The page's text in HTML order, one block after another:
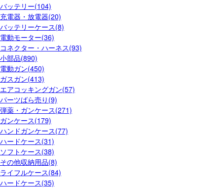
バッテリー(104)
充電器・放電器(20)
バッテリーケース(8)
電動モーター(36)
コネクター・ハーネス(93)
小部品(890)
電動ガン(450)
ガスガン(413)
エアコッキングガン(57)
パーツばら売り(9)
弾薬・ガンケース(271)
ガンケース(179)
ハンドガンケース(77)
ハードケース(31)
ソフトケース(38)
その他収納用品(8)
ライフルケース(84)
ハードケース(35)